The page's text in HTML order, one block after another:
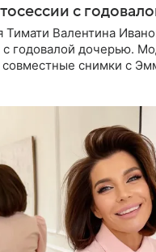
с
Валентина
годовалой дочерью.
совместные снимки с